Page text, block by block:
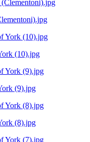
(10).jpg
(9).jpg
(8).jpg